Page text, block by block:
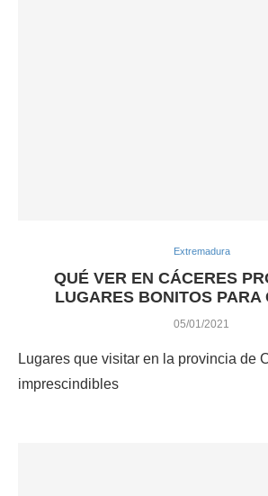
Extremadura
QUÉ VER EN CÁCERES
LUGARES BONITOS PARA
05/01/2021
Lugares que visitar en la provincia de
imprescindibles